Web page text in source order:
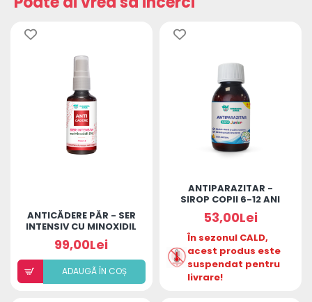
ANTICĂDERE PĂR - SER
INTENSIV CU MINOXIDIL
5%
99,00Lei
ADAUGÃ ÎN COȘ
ANTIPARAZITAR -
SIROP COPII 6-12 ANI
53,00Lei
În sezonul CALD,
acest produs este
suspendat pentru
livrare!